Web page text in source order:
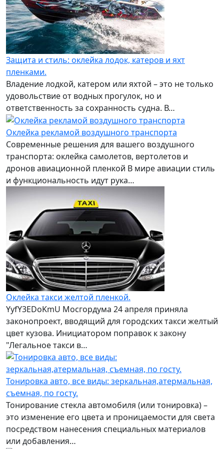
Защита и стиль: оклейка лодок, катеров и яхт
пленками.
Владение лодкой, катером или яхтой – это не только
удовольствие от водных прогулок, но и
ответственность за сохранность судна. В…
Оклейка рекламой воздушного транспорта
Современные решения для вашего воздушного
транспорта: оклейка самолетов, вертолетов и
дронов авиационной пленкой В мире авиации стиль
и функциональность идут рука…
Оклейка такси желтой пленкой.
YyfY3EDoKmU Мосгордума 24 апреля приняла
законопроект, вводящий для городских такси желтый
цвет кузова. Инициатором поправок к закону
"Легальное такси в…
Тонировка авто, все виды: зеркальная,атермальная,
съемная, по госту.
Тонирование стекла автомобиля (или тонировка) –
это изменение его цвета и проницаемости для света
посредством нанесения специальных материалов
или добавления…